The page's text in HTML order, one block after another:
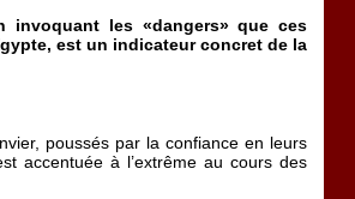
invoquant les «dangers» que ces
est un indicateur concret de la
poussés par la confiance en leurs
accentuée à l’extrême au cours des